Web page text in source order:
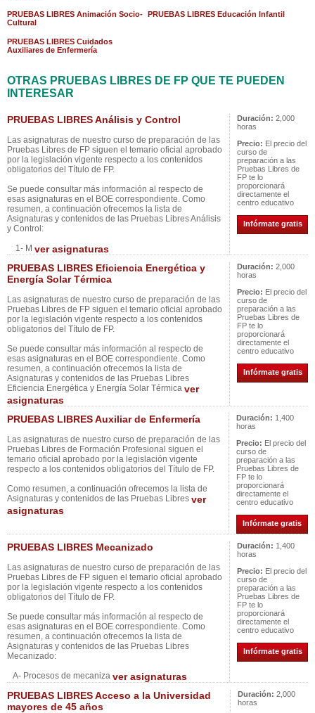
PRUEBAS LIBRES Animación Socio-
Cultural
PRUEBAS LIBRES Educación Infantil
PRUEBAS LIBRES Cuidados
Auxiliares de Enfermería
OTRAS PRUEBAS LIBRES DE FP QUE TE PUEDEN
INTERESAR
PRUEBAS LIBRES Análisis y Control
Las asignaturas de nuestro curso de preparación de las
Pruebas Libres de FP siguen el temario oficial aprobado
por la legislación vigente respecto a los contenidos
obligatorios del Título de FP.
Se puede consultar más información al respecto de
esas asignaturas en el BOE correspondiente. Como
resumen, a continuación ofrecemos la lista de
Asignaturas y contenidos de las Pruebas Libres Análisis
y Control:
1- M ver asignaturas
Duración: 2,000
horas
Precio: El precio del
curso de
preparación a las
Pruebas Libres de
FP te lo
proporcionará
directamente el
centro educativo
Infórmate gratis
PRUEBAS LIBRES Eficiencia Energética y
Energía Solar Térmica
Las asignaturas de nuestro curso de preparación de las
Pruebas Libres de FP siguen el temario oficial aprobado
por la legislación vigente respecto a los contenidos
obligatorios del Título de FP.
Se puede consultar más información al respecto de
esas asignaturas en el BOE correspondiente. Como
resumen, a continuación ofrecemos la lista de
Asignaturas y contenidos de las Pruebas Libres
Eficiencia Energética y Energía Solar Térmica ver
asignaturas
Duración: 2,000
horas
Precio: El precio del
curso de
preparación a las
Pruebas Libres de
FP te lo
proporcionará
directamente el
centro educativo
Infórmate gratis
PRUEBAS LIBRES Auxiliar de Enfermería
Las asignaturas de nuestro curso de preparación de las
Pruebas Libres de Formación Profesional siguen el
temario oficial aprobado por la legislación vigente
respecto a los contenidos obligatorios del Título de FP.
Como resumen, a continuación ofrecemos la lista de
Asignaturas y contenidos de las Pruebas Libres ver
asignaturas
Duración: 1,400
horas
Precio: El precio del
curso de
preparación a las
Pruebas Libres de
FP te lo
proporcionará
directamente el
centro educativo
Infórmate gratis
PRUEBAS LIBRES Mecanizado
Las asignaturas de nuestro curso de preparación de las
Pruebas Libres de FP siguen el temario oficial aprobado
por la legislación vigente respecto a los contenidos
obligatorios del Título de FP.
Se puede consultar más información al respecto de
esas asignaturas en el BOE correspondiente. Como
resumen, a continuación ofrecemos la lista de
Asignaturas y contenidos de las Pruebas Libres
Mecanizado:
A- Procesos de mecaniza ver asignaturas
Duración: 1,400
horas
Precio: El precio del
curso de
preparación a las
Pruebas Libres de
FP te lo
proporcionará
directamente el
centro educativo
Infórmate gratis
PRUEBAS LIBRES Acceso a la Universidad
mayores de 45 años
Duración: 2,000
horas